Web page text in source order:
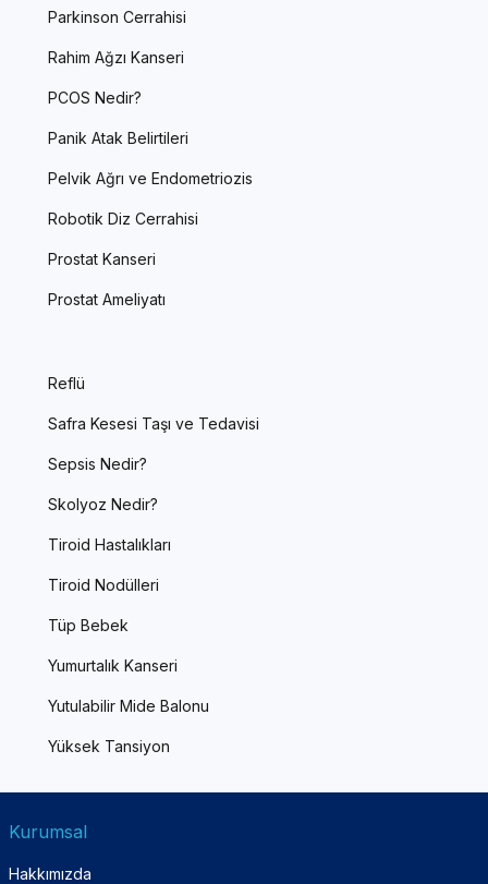
Parkinson Cerrahisi
Rahim Ağzı Kanseri
PCOS Nedir?
Panik Atak Belirtileri
Pelvik Ağrı ve Endometriozis
Robotik Diz Cerrahisi
Prostat Kanseri
Prostat Ameliyatı
Reflü
Safra Kesesi Taşı ve Tedavisi
Sepsis Nedir?
Skolyoz Nedir?
Tiroid Hastalıkları
Tiroid Nodülleri
Tüp Bebek
Yumurtalık Kanseri
Yutulabilir Mide Balonu
Yüksek Tansiyon
Kurumsal
Hakkımızda